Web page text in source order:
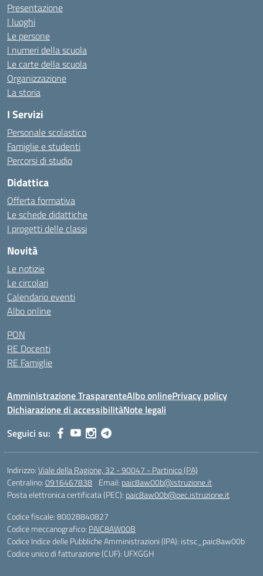
Presentazione
I luoghi
Le persone
I numeri della scuola
Le carte della scuola
Organizzazione
La storia
I Servizi
Personale scolastico
Famiglie e studenti
Percorsi di studio
Didattica
Offerta formativa
Le schede didattiche
I progetti delle classi
Novità
Le notizie
Le circolari
Calendario eventi
Albo online
PON
RE Docenti
RE Famiglie
Amministrazione TrasparenteAlbo onlinePrivacy policy
Dichiarazione di accessibilitàNote legali
Seguici su:
Indirizzo:Viale della Ragione, 32 - 90047 - Partinico (PA)
Centralino:0916467838 Email: paic8aw00b@istruzione.it
Posta elettronica certificata (PEC): paic8aw00b@pec.istruzione.it
Codice fiscale: 80028840827
Codice meccanografico: PAIC8AW00B
Codice Indice delle Pubbliche Amministrazioni (IPA): istsc_paic8aw00b
Codice unico di fatturazione (CUF): UFXGGH